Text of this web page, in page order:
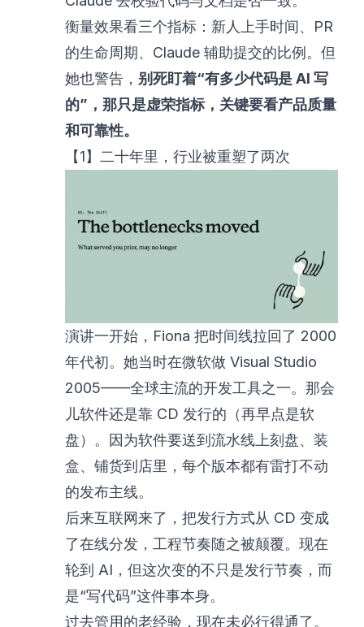
衡量效果看三个指标：新人上手时间、PR
的生命周期、Claude 辅助提交的比例。但
她也警告， 别死盯着“有多少代码是 AI 写
的”，那只是虚荣指标，关键要看产品质量
和可靠性。
【1】二十年里，行业被重塑了两次
演讲一开始，Fiona 把时间线拉回了 2000
年代初。她当时在微软做 Visual Studio
2005——全球主流的开发工具之一。那会
儿软件还是靠 CD 发行的（再早点是软
盘）。因为软件要送到流水线上刻盘、装
盒、铺货到店里，每个版本都有雷打不动
的发布主线。
后来互联网来了，把发行方式从 CD 变成
了在线分发，工程节奏随之被颠覆。现在
轮到 AI，但这次变的不只是发行节奏，而
是“写代码”这件事本身。
过去管用的老经验，现在未必行得通了。